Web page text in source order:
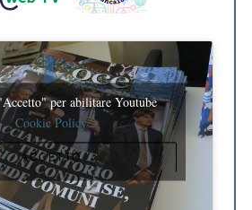
per abilitare Youtube
Cookie Policy
ACCETTO